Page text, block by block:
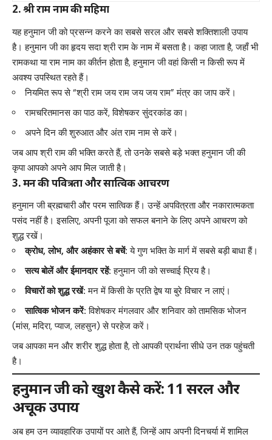
2. श्री राम नाम की महिमा
यह हनुमान जी को प्रसन्न करने का सबसे सरल और सबसे शक्तिशाली उपाय
है। हनुमान जी का हृदय सदा श्री राम के नाम में बसता है। कहा जाता है, जहाँ भी
रामकथा या राम नाम का कीर्तन होता है, हनुमान जी वहां किसी न किसी रूप में
अवश्य उपस्थित रहते हैं।
नियमित रूप से “श्री राम जय राम जय जय राम” मंत्र का जाप करें।
रामचरितमानस का पाठ करें, विशेषकर सुंदरकांड का।
अपने दिन की शुरुआत और अंत राम नाम से करें।
जब आप श्री राम की भक्ति करते हैं, तो उनके सबसे बड़े भक्त हनुमान जी की
कृपा आपको अपने आप मिल जाती है।
3. मन की पवित्रता और सात्विक आचरण
हनुमान जी ब्रह्मचारी और परम सात्विक हैं। उन्हें अपवित्रता और नकारात्मकता
पसंद नहीं है। इसलिए, अपनी पूजा को सफल बनाने के लिए अपने आचरण को
शुद्ध रखें।
क्रोध, लोभ, और अहंकार से बचें: ये गुण भक्ति के मार्ग में सबसे बड़ी बाधा हैं।
सत्य बोलें और ईमानदार रहें: हनुमान जी को सच्चाई प्रिय है।
विचारों को शुद्ध रखें: मन में किसी के प्रति द्वेष या बुरे विचार न लाएं।
सात्विक भोजन करें: विशेषकर मंगलवार और शनिवार को तामसिक भोजन
(मांस, मदिरा, प्याज, लहसुन) से परहेज करें।
जब आपका मन और शरीर शुद्ध होता है, तो आपकी प्रार्थना सीधे उन तक पहुंचती
है।
हनुमान जी को खुश कैसे करें: 11 सरल और
अचूक उपाय
अब हम उन व्यावहारिक उपायों पर आते हैं, जिन्हें आप अपनी दिनचर्या में शामिल